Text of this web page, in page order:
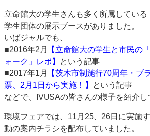
立命館大の学生さんも多く所属している
学生団体の展示ブースがありました。
いばジャルでも、
■2016年2月
【立命館大の学生と市民の
ォーク」レポ】 という記事
■2017年1月
【茨木市制施行70周年・ブ
票、2月1日から実施！】 という記事
などで、IVUSAの皆さんの様子を紹介し
環境フェアでは、11月25、26日に実施
動の案内チラシを配布していました。